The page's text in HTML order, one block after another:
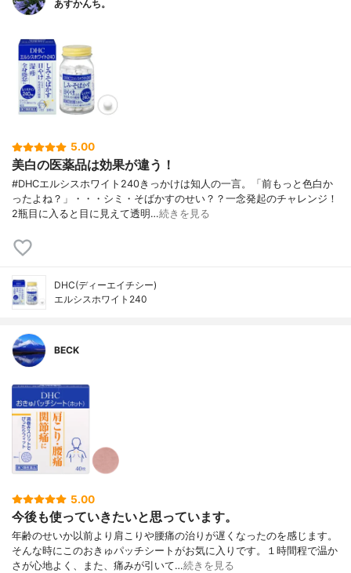
あすかんち。
5.00
美白の医薬品は効果が違う！
#DHCエルシスホワイト240きっかけは知人の一言。「前もっと色白か
ったよね？」・・・シミ・そばかすのせい？？一念発起のチャレンジ！
2瓶目に入ると目に見えて透明…続きを見る
DHC(ディーエイチシー)
エルシスホワイト240
BECK
5.00
今後も使っていきたいと思っています。
年齢のせいか以前より肩こりや腰痛の治りが遅くなったのを感じます。
そんな時にこのおきゅパッチシートがお気に入りです。１時間程で温か
さが心地よく、また、痛みが引いて…続きを見る